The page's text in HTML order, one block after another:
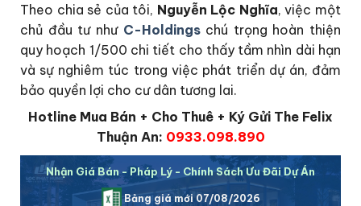
Theo chia sẻ của tôi, Nguyễn Lộc Nghĩa, việc một
chủ đầu tư như C-Holdingschú trọng hoàn thiện
quy hoạch 1/500 chi tiết cho thấy tầm nhìn dài hạn
và sự nghiêm túc trong việc phát triển dự án, đảm
bảo quyền lợi cho cư dân tương lai.
Hotline Mua Bán + Cho Thuê + Ký Gửi The Felix
Thuận An: 0933.098.890
Nhận Giá Bán - Pháp Lý - Chính Sách Ưu Đãi Dự Án
Bảng giá mới 07/08/2026